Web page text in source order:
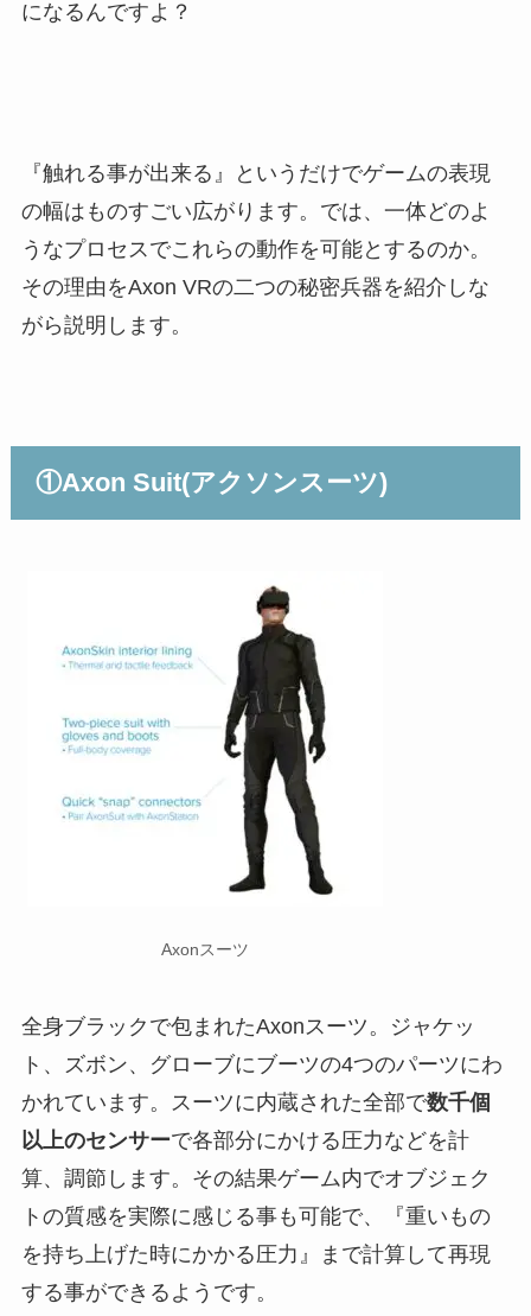
になるんですよ？
『触れる事が出来る』というだけでゲームの表現
の幅はものすごい広がります。では、一体どのよ
うなプロセスでこれらの動作を可能とするのか。
その理由をAxon VRの二つの秘密兵器を紹介しな
がら説明します。
①Axon Suit(アクソンスーツ)
Axonスーツ
全身ブラックで包まれたAxonスーツ。ジャケッ
ト、ズボン、グローブにブーツの4つのパーツにわ
かれています。スーツに内蔵された全部で数千個
以上のセンサーで各部分にかける圧力などを計
算、調節します。その結果ゲーム内でオブジェク
トの質感を実際に感じる事も可能で、『重いもの
を持ち上げた時にかかる圧力』まで計算して再現
する事ができるようです。